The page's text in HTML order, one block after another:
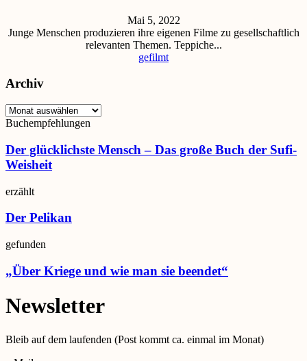
Mai 5, 2022
Junge Menschen produzieren ihre eigenen Filme zu gesellschaftlich
relevanten Themen. Teppiche...
gefilmt
Archiv
Buchempfehlungen
Der glücklichste Mensch – Das große Buch der Sufi-
Weisheit
erzählt
Der Pelikan
gefunden
„Über Kriege und wie man sie beendet“
Newsletter
Bleib auf dem laufenden (Post kommt ca. einmal im Monat)